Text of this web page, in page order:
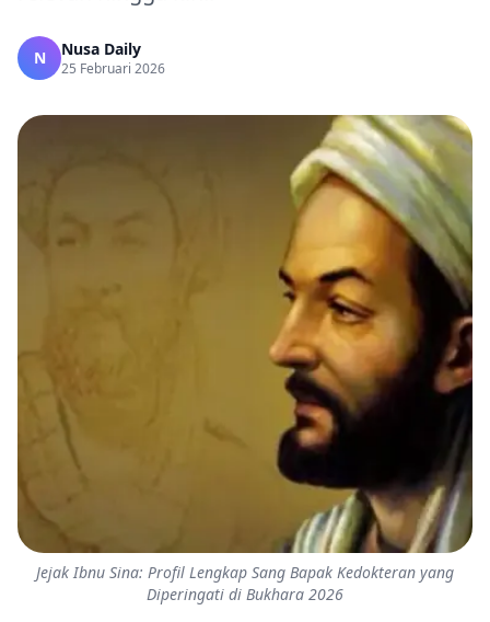
N Nusa Daily
25 Februari 2026
Jejak Ibnu Sina: Profil Lengkap Sang Bapak Kedokteran yang
Diperingati di Bukhara 2026